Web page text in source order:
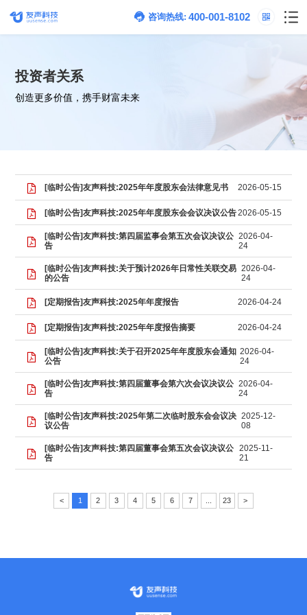
咨询热线: 400-001-8102
投资者关系
创造更多价值，携手财富未来
[临时公告]友声科技:2025年年度股东会法律意见书 2026-05-15
[临时公告]友声科技:2025年年度股东会会议决议公告2026-05-15
告 24
的公告 24
[定期报告]友声科技:2025年年度报告 2026-04-24
[定期报告]友声科技:2025年年度报告摘要 2026-04-24
公告 24
告 24
议公告 08
告 21
< 1 2 3 4 5 6 7 23 >